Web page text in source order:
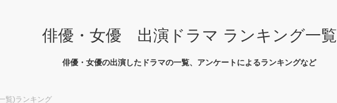
俳優・女優 出演ドラマ ランキング一覧
俳優・女優の出演したドラマの一覧、アンケートによるランキングなど
覧)ランキング